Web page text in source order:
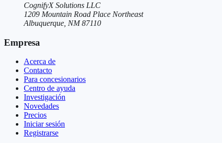
CognifyX Solutions LLC
1209 Mountain Road Place Northeast
Albuquerque, NM 87110
Empresa
Acerca de
Contacto
Para concesionarios
Centro de ayuda
Investigación
Novedades
Precios
Iniciar sesión
Registrarse